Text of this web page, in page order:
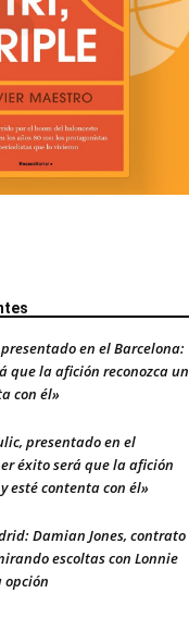
en el Barcelona:
que la afición reconozca un
con él»
presentado en el
éxito será que la afición
esté contenta con él»
Damian Jones, contrato
escoltas con Lonnie
opción